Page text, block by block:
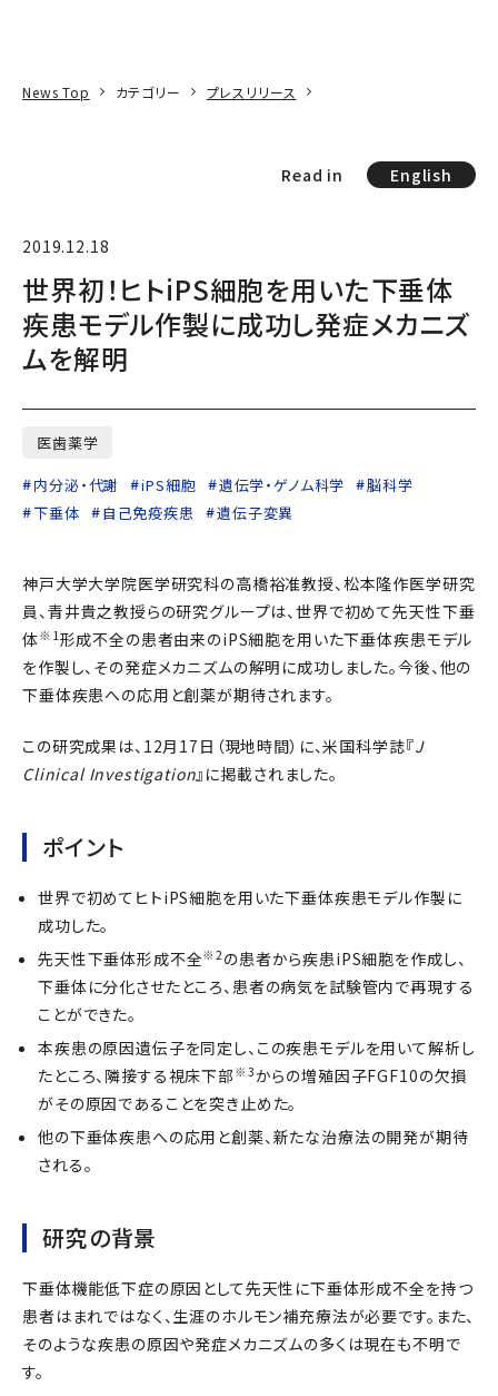
News Top カテゴリー プレスリリース
Read in English
2019.12.18
世界初！ヒトiPS細胞を用いた下垂体
疾患モデル作製に成功し発症メカニズ
ムを解明
医歯薬学
内分泌・代謝
iPS細胞 遺伝学・ゲノム科学
脳科学
下垂体
自己免疫疾患 遺伝子変異
神戸大学大学院医学研究科の高橋裕准教授、松本隆作医学研究
員、青井貴之教授らの研究グループは、世界で初めて先天性下垂
体※1形成不全の患者由来のiPS細胞を用いた下垂体疾患モデル
を作製し、その発症メカニズムの解明に成功しました。今後、他の
下垂体疾患への応用と創薬が期待されます。
この研究成果は、12月17日（現地時間）に、米国科学誌『J
Clinical Investigation』に掲載されました。
ポイント
世界で初めてヒトiPS細胞を用いた下垂体疾患モデル作製に
成功した。
先天性下垂体形成不全※2の患者から疾患iPS細胞を作成し、
下垂体に分化させたところ、患者の病気を試験管内で再現する
ことができた。
本疾患の原因遺伝子を同定し、この疾患モデルを用いて解析し
たところ、隣接する視床下部 ※3からの増殖因子FGF10の欠損
がその原因であることを突き止めた。
他の下垂体疾患への応用と創薬、新たな治療法の開発が期待
される。
研究の背景
下垂体機能低下症の原因として先天性に下垂体形成不全を持つ
患者はまれではなく、生涯のホルモン補充療法が必要です。また、
そのような疾患の原因や発症メカニズムの多くは現在も不明で
す。